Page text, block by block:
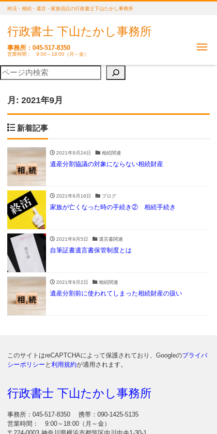
終活・相続・遺言・家族信託の行政書士下山たかし事務所
行政書士 下山たかし事務所
事務所：045-517-8350
営業時間： 9:00～18:00（月～金）
月: 2021年9月
新着記事
2021年9月24日 相続関連
遺産分割協議の対象にならない相続財産
2021年9月16日 ブログ
家族が亡くなった時の手続き② 相続手続き
2021年9月5日 遺言書関連
自筆証書遺言書保管制度とは
2021年9月2日 相続関連
遺産分割前に使われてしまった相続財産の扱い
このサイトはreCAPTCHAによって保護されており、Googleのプライバ
シーポリシー と 利用規約が適用されます。
行政書士 下山たかし事務所
事務所：045-517-8350
携帯：090-1425-5135
営業時間： 9:00～18:00（月～金）